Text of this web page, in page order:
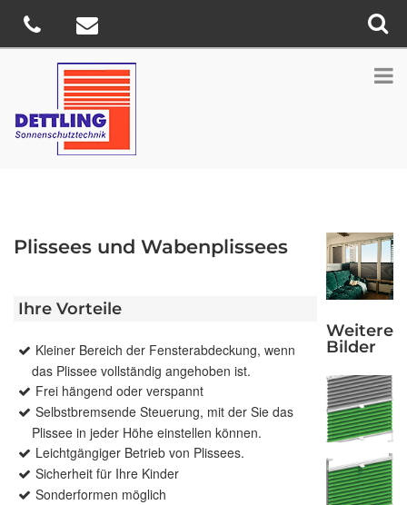
Plissees und Wabenplissees
Ihre Vorteile
Kleiner Bereich der Fensterabdeckung, wenn
das Plissee vollständig angehoben ist.
Frei hängend oder verspannt
Selbstbremsende Steuerung, mit der Sie das
Plissee in jeder Höhe einstellen können.
Leichtgängiger Betrieb von Plissees.
Sicherheit für Ihre Kinder
Sonderformen möglich
Weitere
Bilder